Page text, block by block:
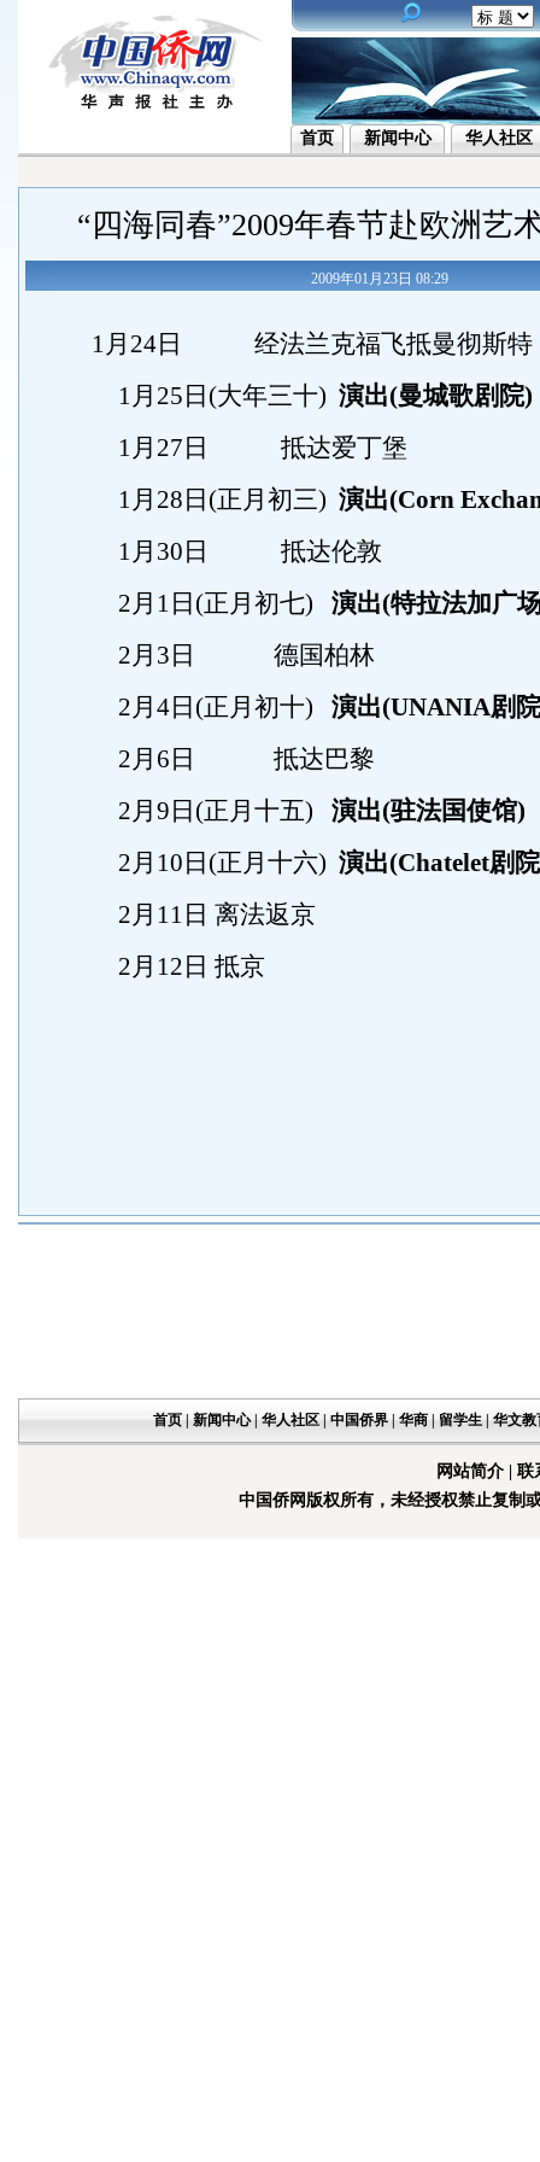
首页 新闻中心 华人社区
“四海同春”2009年春节赴欧洲艺
2009年01月23日 08:29
1月24日 经法兰克福飞抵曼彻斯特
1月25日(大年三十) 演出(曼城歌剧院)
1月27日 抵达爱丁堡
1月28日(正月初三) 演出(Corn
1月30日 抵达伦敦
2月1日(正月初七) 演出(特拉法加广
2月3日 德国柏林
2月4日(正月初十) 演出(UNANIA剧
2月6日 抵达巴黎
2月9日(正月十五) 演出(驻法国使馆)
2月10日(正月十六) 演出(Chatelet剧
2月11日 离法返京
2月12日 抵京
首页| 新闻中心| 华人社区| 中国侨界| 华商| 留学生| 华文教
网站简介| 联
中国侨网版权所有，未经授权禁止复制